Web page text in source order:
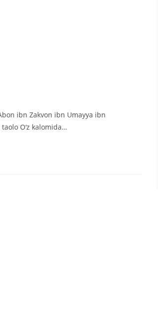
ibn Zakvon ibn Umayya ibn
O‘z kalomida…